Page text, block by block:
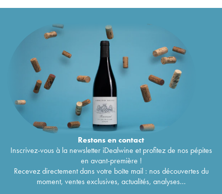
Restons encontact
Inscrivez-vous à la newsletter iDealwine et profitez de nos pépites
en avant-première !
Recevez directement dans votre boîte mail : nos découvertes du
moment, ventes exclusives, actualités, analyses...